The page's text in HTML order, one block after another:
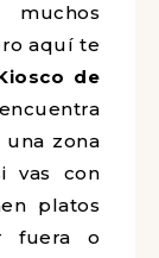
aquí te
de
una zona
vas con
platos
fuera o